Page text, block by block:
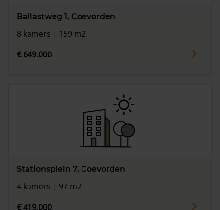
Ballastweg 1, Coevorden
8 kamers | 159 m2
€ 649.000
Stationsplein 7, Coevorden
4 kamers | 97 m2
€ 419.000